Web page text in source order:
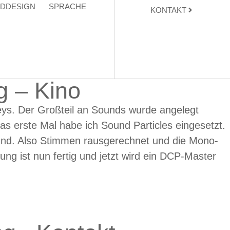
SPRACHE
KONTAKT
– Kino
Der Großteil an Sounds wurde angelegt
erste Mal habe ich Sound Particles eingesetzt.
Also Stimmen rausgerechnet und die Mono-
ist nun fertig und jetzt wird ein DCP-Master